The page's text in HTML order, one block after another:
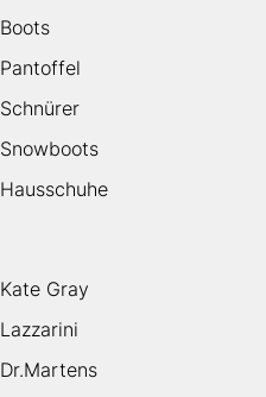
Boots
Pantoffel
Schnürer
Snowboots
Hausschuhe
Kate Gray
Lazzarini
Dr.Martens